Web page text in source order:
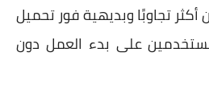
تجاوبًا وبديهية فور تحميل
على بدء العمل دون